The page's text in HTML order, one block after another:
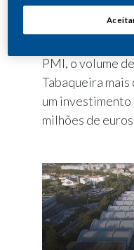
e a qualidade de
PMI, o volume
Tabaqueira
um investimento
milhões de